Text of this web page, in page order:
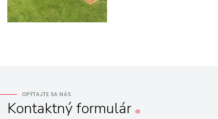
OPÝTAJTE SA NÁS
Kontaktnýformulár